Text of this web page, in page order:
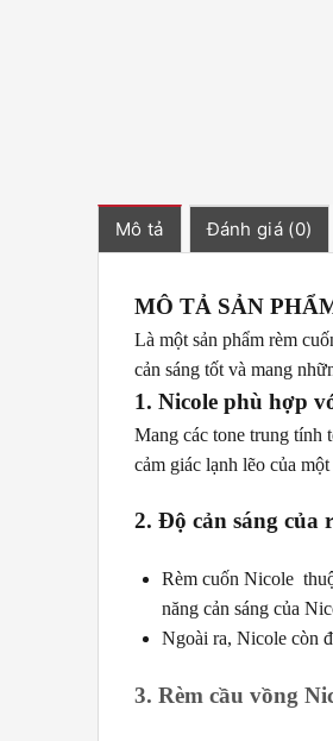
Mô tả Đánh giá (0)
MÔ TẢ SẢN
Là một sản phẩm rèm
cản sáng tốt và mang
1. Nicole phù hợp
Mang các tone trung tính
cảm giác lạnh lẽo của
2. Độ cản sáng của
Rèm cuốn Nicole
năng cản sáng của
Ngoài ra, Nicole còn
3. Rèm cầu vồng